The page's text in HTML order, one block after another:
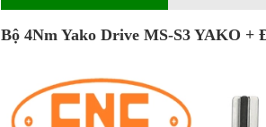
Bộ 4Nm Yako Drive MS-S3 YAKO +